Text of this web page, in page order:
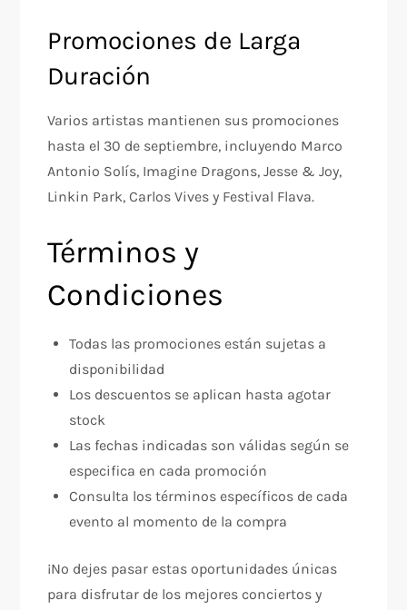
Promociones de Larga
Duración
Varios artistas mantienen sus promociones
hasta el 30 de septiembre, incluyendo Marco
Antonio Solís, Imagine Dragons, Jesse & Joy,
Linkin Park, Carlos Vives y Festival Flava.
Términos y
Condiciones
Todas las promociones están sujetas a
disponibilidad
Los descuentos se aplican hasta agotar
stock
Las fechas indicadas son válidas según se
especifica en cada promoción
Consulta los términos específicos de cada
evento al momento de la compra
¡No dejes pasar estas oportunidades únicas
para disfrutar de los mejores conciertos y